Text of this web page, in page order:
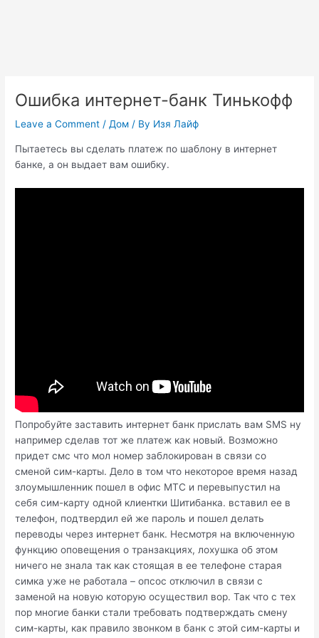
Ошибка интернет-банк Тинькофф
Leave a Comment /Дом / By Изя Лайф
Пытаетесь вы сделать платеж по шаблону в интернет
банке, а он выдает вам ошибку.
Попробуйте заставить интернет банк прислать вам SMS ну
например сделав тот же платеж как новый. Возможно
придет смс что мол номер заблокирован в связи со
сменой сим-карты. Дело в том что некоторое время назад
злоумышленник пошел в офис МТС и перевыпустил на
себя сим-карту одной клиентки Шитибанка. вставил ее в
телефон, подтвердил ей же пароль и пошел делать
переводы через интернет банк. Несмотря на включенную
функцию оповещения о транзакциях, лохушка об этом
ничего не знала так как стоящая в ее телефоне старая
симка уже не работала – опсос отключил в связи с
заменой на новую которую осуществил вор. Так что с тех
пор многие банки стали требовать подтверждать смену
сим-карты, как правило звонком в банк с этой сим-карты и